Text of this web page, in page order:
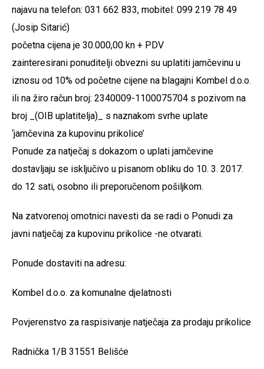
najavu na telefon: 031 662 833, mobitel: 099 219 78 49
(Josip Sitarić)
početna cijena je 30.000,00 kn + PDV
zainteresirani ponuditelji obvezni su uplatiti jamčevinu u
iznosu od 10% od početne cijene na blagajni Kombel d.o.o.
ili na žiro račun broj: 2340009-1100075704 s pozivom na
broj _(OIB uplatitelja)_ s naznakom svrhe uplate
‘jamčevina za kupovinu prikolice’
Ponude za natječaj s dokazom o uplati jamčevine
dostavljaju se isključivo u pisanom obliku do 10. 3. 2017.
do 12 sati, osobno ili preporučenom pošiljkom.
Na zatvorenoj omotnici navesti da se radi o Ponudi za
javni natječaj za kupovinu prikolice -ne otvarati.
Ponude dostaviti na adresu:
Kombel d.o.o. za komunalne djelatnosti
Povjerenstvo za raspisivanje natječaja za prodaju prikolice
Radnička 1/B 31551 Belišće